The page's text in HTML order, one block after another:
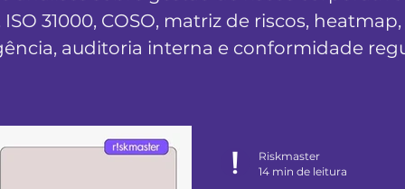
ISO 31000, COSO, matriz de riscos,
auditoria interna e conformidade
Riskmaster
14 min de leitura